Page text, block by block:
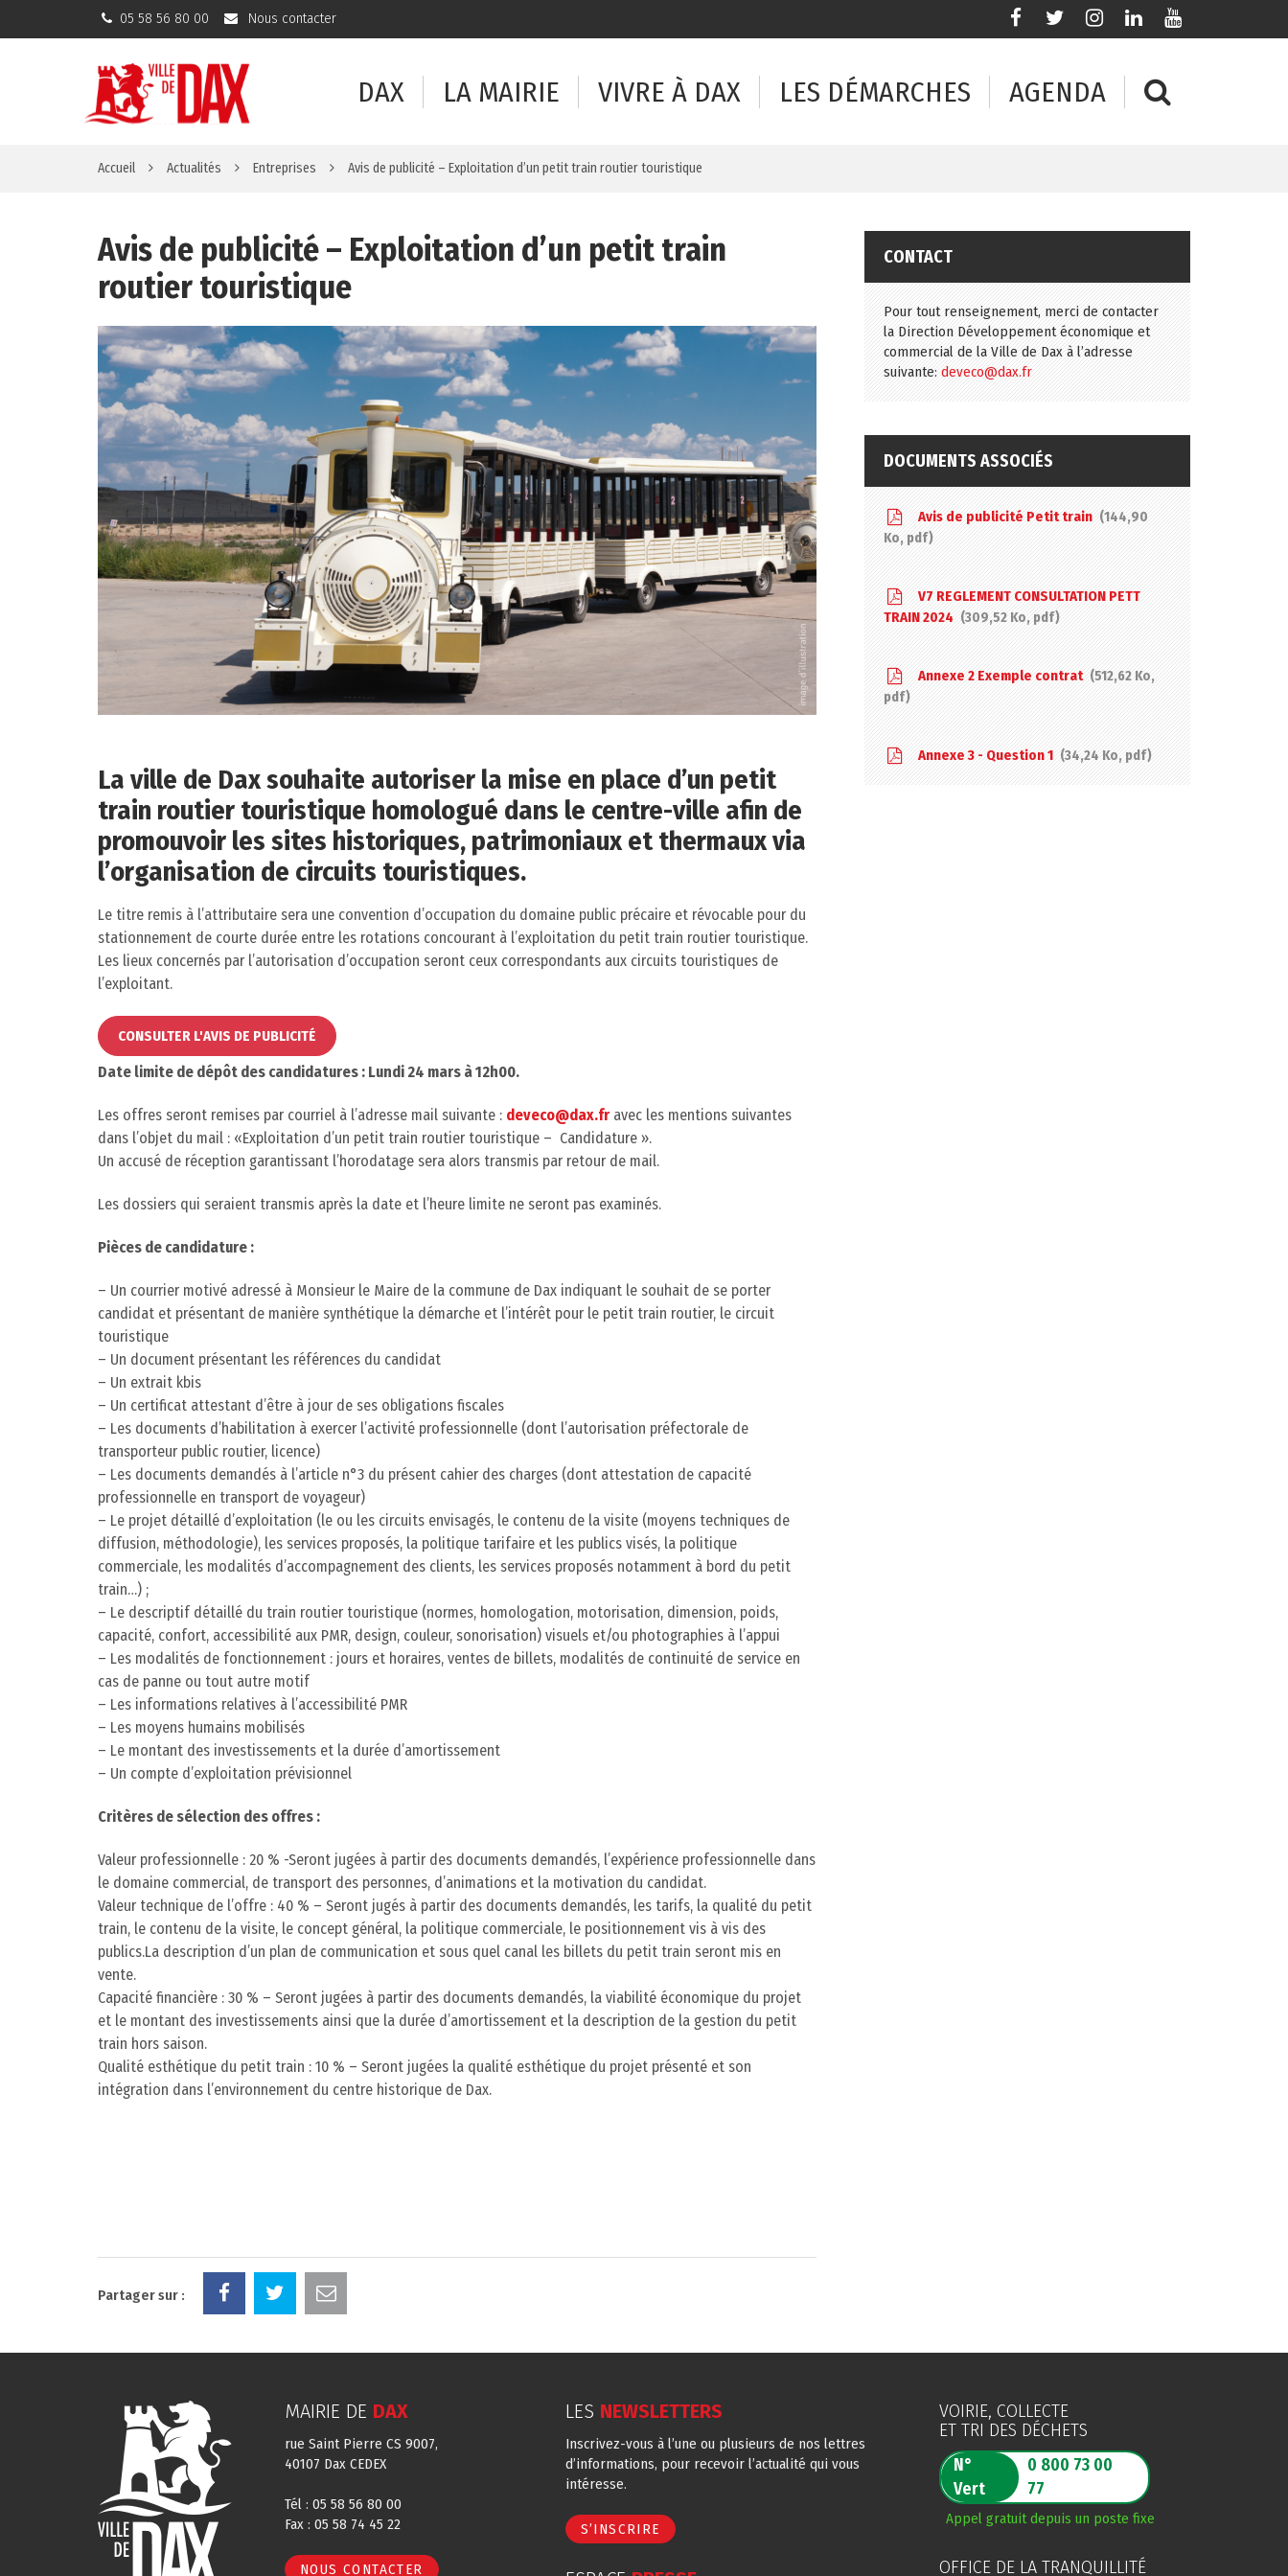
05 58 56 80 00 Nous contacter
Lien
vers
Facebook
Lien
vers
Twitter
Lien
vers
compte
Instagram
Lien
vers
Linkedin
vers
DAX LA MAIRIE VIVRE À DAX LES DÉMARCHES AGENDA
Accueil Actualités Entreprises Avis de publicité – Exploitation d’un petit train routier touristique
Avis de publicité – Exploitation d’un petit train
routier touristique
La ville de Dax souhaite autoriser la mise en place d’un petit
train routier touristique homologué dans le centre-ville afin de
promouvoir les sites historiques, patrimoniaux et thermaux via
l’organisation de circuits touristiques.
Le titre remis à l’attributaire sera une convention d’occupation du domaine public précaire et révocable pour du
stationnement de courte durée entre les rotations concourant à l’exploitation du petit train routier touristique.
Les lieux concernés par l’autorisation d’occupation seront ceux correspondants aux circuits touristiques de
l’exploitant.
CONSULTER L'AVIS DE PUBLICITÉ
Date limite de dépôt des candidatures : Lundi 24 mars à 12h00.
Les offres seront remises par courriel à l’adresse mail suivante : deveco@dax.fr avec les mentions suivantes
dans l’objet du mail : «Exploitation d’un petit train routier touristique – Candidature ».
Un accusé de réception garantissant l’horodatage sera alors transmis par retour de mail.
Les dossiers qui seraient transmis après la date et l’heure limite ne seront pas examinés.
Pièces de candidature :
– Un courrier motivé adressé à Monsieur le Maire de la commune de Dax indiquant le souhait de se porter
candidat et présentant de manière synthétique la démarche et l’intérêt pour le petit train routier, le circuit
touristique
– Un document présentant les références du candidat
– Un extrait kbis
– Un certificat attestant d’être à jour de ses obligations fiscales
– Les documents d’habilitation à exercer l’activité professionnelle (dont l’autorisation préfectorale de
transporteur public routier, licence)
– Les documents demandés à l’article n°3 du présent cahier des charges (dont attestation de capacité
professionnelle en transport de voyageur)
– Le projet détaillé d’exploitation (le ou les circuits envisagés, le contenu de la visite (moyens techniques de
diffusion, méthodologie), les services proposés, la politique tarifaire et les publics visés, la politique
commerciale, les modalités d’accompagnement des clients, les services proposés notamment à bord du petit
train…) ;
– Le descriptif détaillé du train routier touristique (normes, homologation, motorisation, dimension, poids,
capacité, confort, accessibilité aux PMR, design, couleur, sonorisation) visuels et/ou photographies à l’appui
– Les modalités de fonctionnement : jours et horaires, ventes de billets, modalités de continuité de service en
cas de panne ou tout autre motif
– Les informations relatives à l’accessibilité PMR
– Les moyens humains mobilisés
– Le montant des investissements et la durée d’amortissement
– Un compte d’exploitation prévisionnel
Critères de sélection des offres :
Valeur professionnelle : 20 % -Seront jugées à partir des documents demandés, l’expérience professionnelle dans
le domaine commercial, de transport des personnes, d’animations et la motivation du candidat.
Valeur technique de l’offre : 40 % – Seront jugés à partir des documents demandés, les tarifs, la qualité du petit
train, le contenu de la visite, le concept général, la politique commerciale, le positionnement vis à vis des
publics.La description d’un plan de communication et sous quel canal les billets du petit train seront mis en
vente.
Capacité financière : 30 % – Seront jugées à partir des documents demandés, la viabilité économique du projet
et le montant des investissements ainsi que la durée d’amortissement et la description de la gestion du petit
train hors saison.
Qualité esthétique du petit train : 10 % – Seront jugées la qualité esthétique du projet présenté et son
intégration dans l’environnement du centre historique de Dax.
CONTACT
Pour tout renseignement, merci de contacter
la Direction Développement économique et
commercial de la Ville de Dax à l’adresse
suivante: deveco@dax.fr
DOCUMENTS ASSOCIÉS
Avis de publicité Petit train
144,90
Ko, pdf
V7 REGLEMENT CONSULTATION PETT
TRAIN 2024
309,52 Ko, pdf
Annexe 2 Exemple contrat 512,62 Ko,
pdf
Annexe 3 - Question 1 34,24 Ko, pdf
Partager sur :
MAIRIE DE DAX
rue Saint Pierre CS 9007,
40107 Dax CEDEX
Tél : 05 58 56 80 00
Fax : 05 58 74 45 22
NOUS CONTACTER
LES NEWSLETTERS
Inscrivez-vous à l’une ou plusieurs de nos lettres
d’informations, pour recevoir l’actualité qui vous
intéresse.
S’INSCRIRE
VOIRIE, COLLECTE
ET TRI DES DÉCHETS
N°
Vert
0 800 73 00
77
Appel gratuit depuis un poste fixe
OFFICE DE LA TRANQUILLITÉ